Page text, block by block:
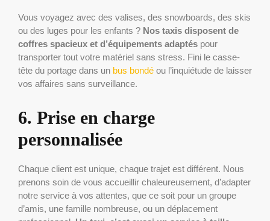
Vous voyagez avec des valises, des snowboards, des skis
ou des luges pour les enfants ? Nos taxis disposent de
coffres spacieux et d’équipements adaptés pour
transporter tout votre matériel sans stress. Fini le casse-
tête du portage dans un bus bondé ou l’inquiétude de laisser
vos affaires sans surveillance.
6. Prise en charge
personnalisée
Chaque client est unique, chaque trajet est différent. Nous
prenons soin de vous accueillir chaleureusement, d’adapter
notre service à vos attentes, que ce soit pour un groupe
d’amis, une famille nombreuse, ou un déplacement